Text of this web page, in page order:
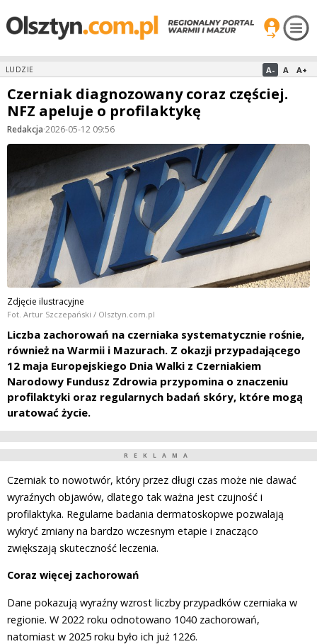
LUDZIE A- A A+
Czerniak diagnozowany coraz częściej.
NFZ apeluje o profilaktykę
Redakcja·2026-05-12 09:56
Zdjęcie ilustracyjne
Fot. Artur Szczepański / Olsztyn.com.pl
Liczba zachorowań na czerniaka systematycznie rośnie,
również na Warmii i Mazurach. Z okazji przypadającego
12 maja Europejskiego Dnia Walki z Czerniakiem
Narodowy Fundusz Zdrowia przypomina o znaczeniu
profilaktyki oraz regularnych badań skóry, które mogą
uratować życie.
REKLAMA
Czerniak to nowotwór, który przez długi czas może nie dawać
wyraźnych objawów, dlatego tak ważna jest czujność i
profilaktyka. Regularne badania dermatoskopwe pozwalają
wykryć zmiany na bardzo wczesnym etapie i znacząco
zwiększają skuteczność leczenia.
Coraz więcej zachorowań
Dane pokazują wyraźny wzrost liczby przypadków czerniaka w
regionie. W 2022 roku odnotowano 1040 zachorowań,
natomiast w 2025 roku było ich już 1226.